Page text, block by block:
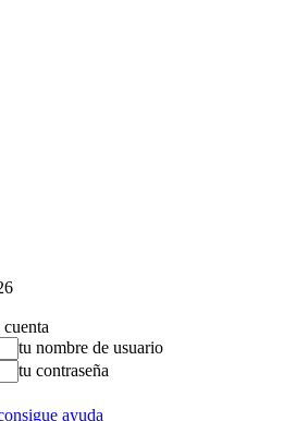
tu nombre de usuario
tu contraseña
ayuda